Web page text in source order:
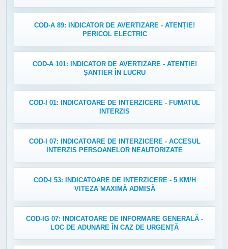
COD-A 89: INDICATOR DE AVERTIZARE - ATENȚIE!
PERICOL ELECTRIC
COD-A 101: INDICATOR DE AVERTIZARE - ATENȚIE!
ȘANTIER ÎN LUCRU
COD-I 01: INDICATOARE DE INTERZICERE - FUMATUL
INTERZIS
COD-I 07: INDICATOARE DE INTERZICERE - ACCESUL
INTERZIS PERSOANELOR NEAUTORIZATE
COD-I 53: INDICATOARE DE INTERZICERE - 5 KM/H
VITEZA MAXIMĂ ADMISĂ
COD-IG 07: INDICATOARE DE INFORMARE GENERALĂ -
LOC DE ADUNARE ÎN CAZ DE URGENȚĂ